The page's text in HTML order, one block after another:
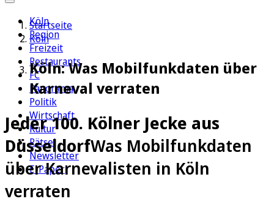
Köln
Region
Freizeit
Restaurants
FC
Panorama
Politik
Wirtschaft
Kultur
Rätsel
Newsletter
E-Paper
Startseite
Köln
Köln: Was Mobilfunkdaten über
Karneval verraten
Jeder 100. Kölner Jecke aus
DüsseldorfWas Mobilfunkdaten
über Karnevalisten in Köln
verraten